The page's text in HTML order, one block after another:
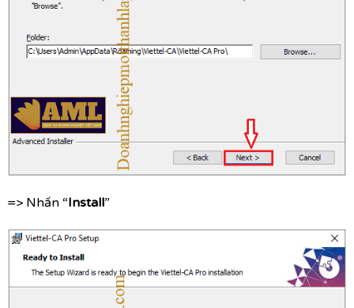
=> Nhấn “Install”